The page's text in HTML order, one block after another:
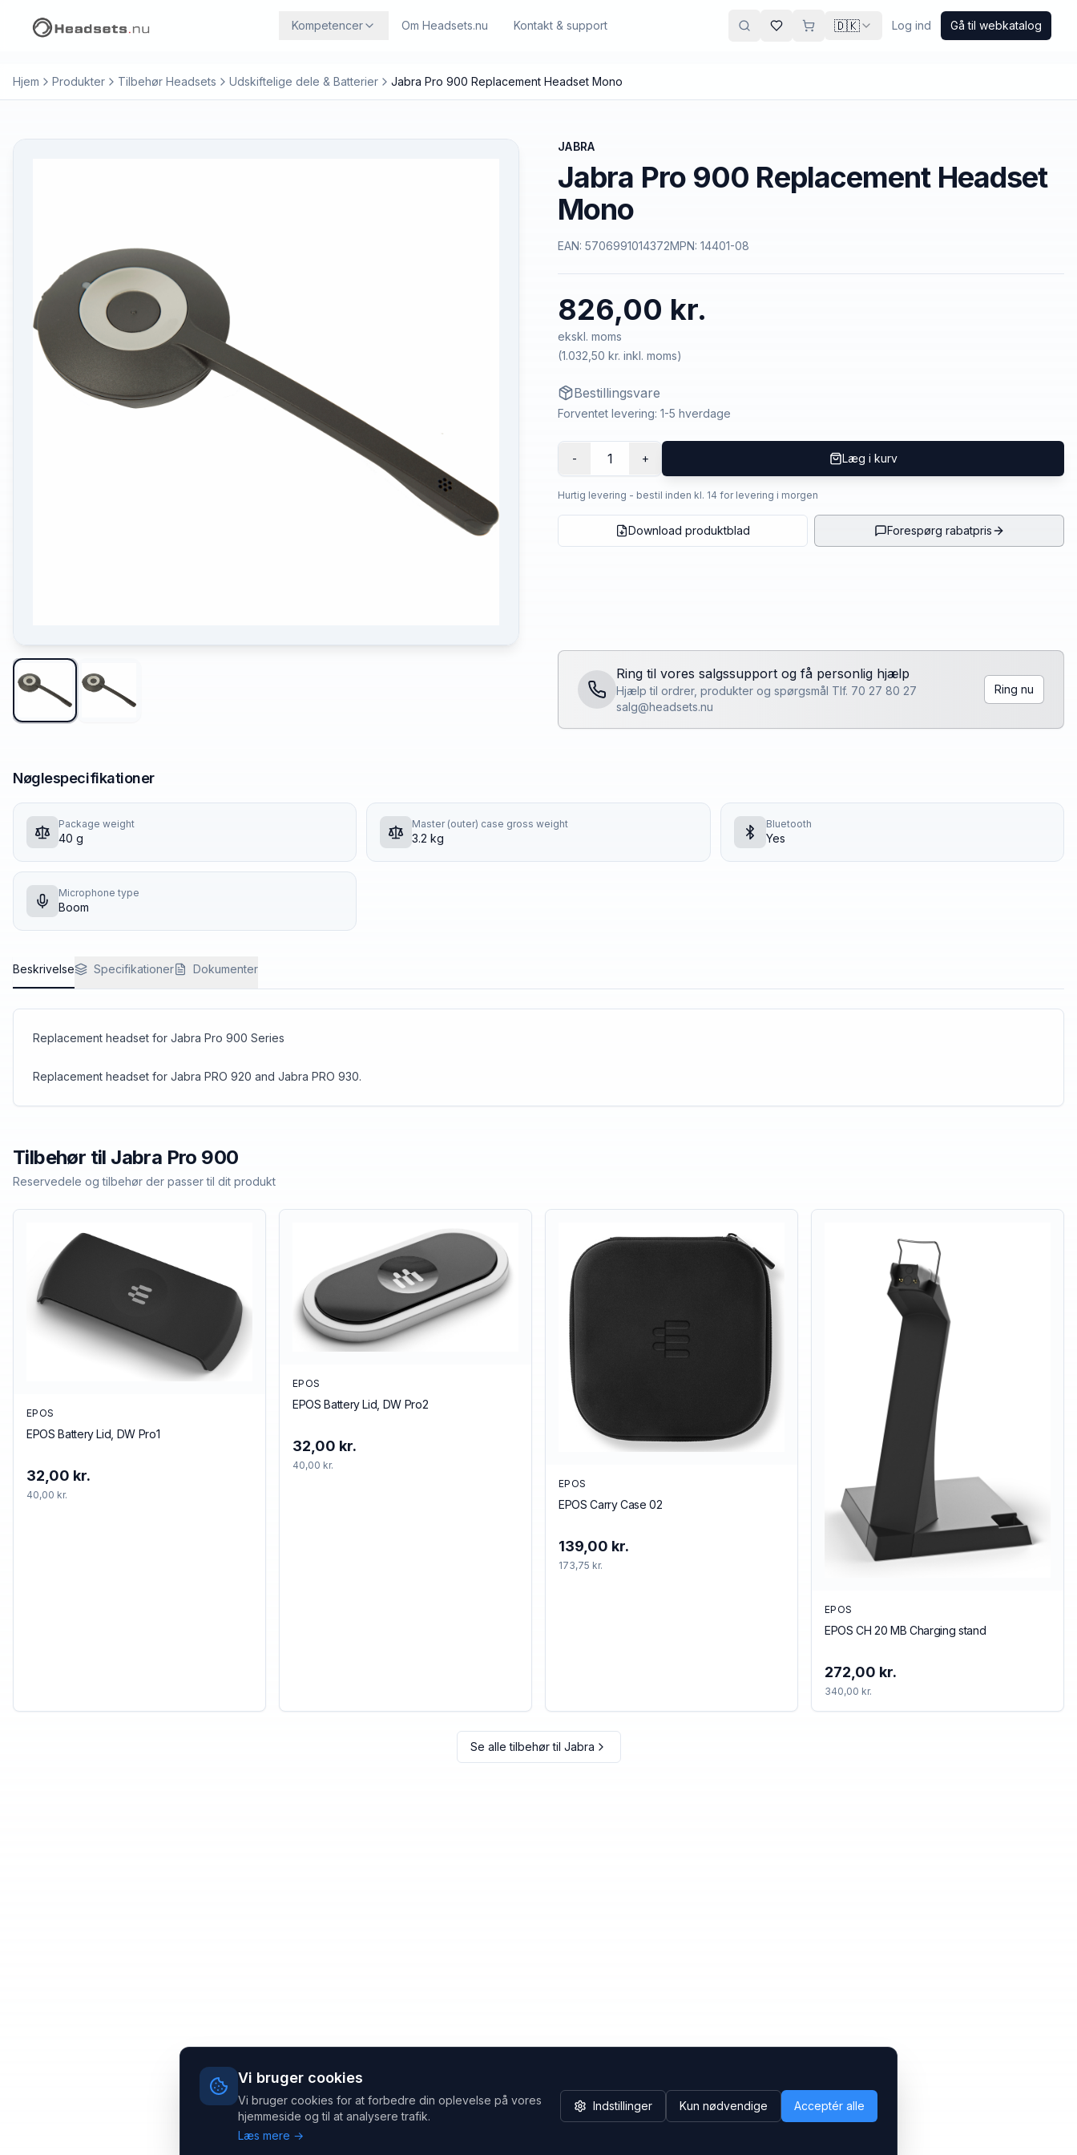
Vi bruger cookies
Vi bruger cookies for at forbedre din oplevelse på vores
hjemmeside og til at analysere trafik.
Læs mere →
Indstillinger Kun nødvendige Acceptér alle
Kompetencer Om Headsets.nu Kontakt & support 🇩🇰 Log ind Gå til webkatalog
Hjem Produkter Tilbehør Headsets Udskiftelige dele & Batterier Jabra Pro 900 Replacement Headset Mono
JABRA
Jabra Pro 900 Replacement Headset
Mono
EAN: 5706991014372MPN: 14401-08
826,00 kr.
ekskl. moms
(1.032,50 kr. inkl. moms)
Bestillingsvare
Forventet levering: 1-5 hverdage
- 1 + Læg i kurv
Hurtig levering - bestil inden kl. 14 for levering i morgen
Download produktblad Forespørg rabatpris
Ring til vores salgssupport og få personlig hjælp
Hjælp til ordrer, produkter og spørgsmål Tlf. 70 27 80 27
salg@headsets.nu
Ring nu
Nøglespecifikationer
Package weight
40 g
Master (outer) case gross weight
3.2 kg
Bluetooth
Yes
Microphone type
Boom
Beskrivelse Specifikationer Dokumenter
Replacement headset for Jabra Pro 900 Series
Replacement headset for Jabra PRO 920 and Jabra PRO 930.
Tilbehør til Jabra Pro 900
Reservedele og tilbehør der passer til dit produkt
EPOS
EPOS Battery Lid, DW Pro1
32,00 kr.
40,00 kr.
EPOS
EPOS Battery Lid, DW Pro2
32,00 kr.
40,00 kr.
EPOS
EPOS Carry Case 02
139,00 kr.
173,75 kr.
EPOS
EPOS CH 20 MB Charging stand
272,00 kr.
340,00 kr.
Se alle tilbehør til Jabra